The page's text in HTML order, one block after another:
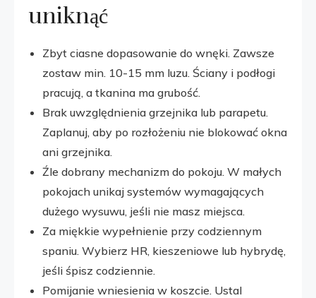
uniknąć
Zbyt ciasne dopasowanie do wnęki. Zawsze
zostaw min. 10-15 mm luzu. Ściany i podłogi
pracują, a tkanina ma grubość.
Brak uwzględnienia grzejnika lub parapetu.
Zaplanuj, aby po rozłożeniu nie blokować okna
ani grzejnika.
Źle dobrany mechanizm do pokoju. W małych
pokojach unikaj systemów wymagających
dużego wysuwu, jeśli nie masz miejsca.
Za miękkie wypełnienie przy codziennym
spaniu. Wybierz HR, kieszeniowe lub hybrydę,
jeśli śpisz codziennie.
Pomijanie wniesienia w koszcie. Ustal